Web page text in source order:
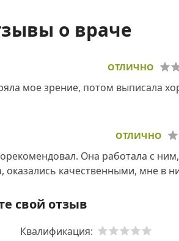
о враче
ОТЛИЧНО
мое зрение, потом выписала
ОТЛИЧНО
Она работала с
оказались качественными, мне в
свой отзыв
Квалификация: